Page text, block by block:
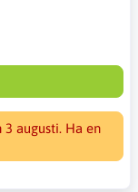
augusti. Ha en